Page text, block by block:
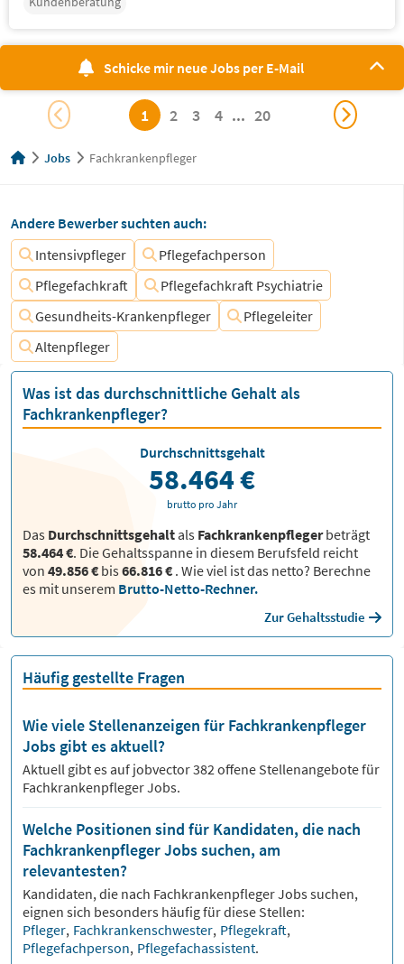
Schicke mir neue Jobs per E-Mail
1 2 3 4 ... 20
Jobs Fachkrankenpfleger
Andere Bewerber suchten auch:
Intensivpfleger
Pflegefachperson
Pflegefachkraft
Pflegefachkraft Psychiatrie
Gesundheits-Krankenpfleger
Pflegeleiter
Altenpfleger
Was ist das durchschnittliche Gehalt als
Fachkrankenpfleger?
Das Durchschnittsgehaltals Fachkrankenpflegerbeträgt
58.464 €. Die Gehaltsspanne in diesem Berufsfeld reicht
von 49.856 € bis66.816 € . Wie viel ist das netto? Berechne
es mit unserem Brutto-Netto-Rechner.
Zur Gehaltsstudie
Durchschnittsgehalt
58.464 €
brutto pro Jahr
Häufig gestellte Fragen
Wie viele Stellenanzeigen für Fachkrankenpfleger
Jobs gibt es aktuell?
Aktuell gibt es auf jobvector382offene Stellenangebote für
Fachkrankenpfleger Jobs.
Welche Positionen sind für Kandidaten, die nach
Fachkrankenpfleger Jobs suchen, am
relevantesten?
Kandidaten, die nach FachkrankenpflegerJobs suchen,
eignen sich besonders häufig für diese Stellen:
Pfleger, Fachkrankenschwester, Pflegekraft,
Pflegefachperson, Pflegefachassistent.